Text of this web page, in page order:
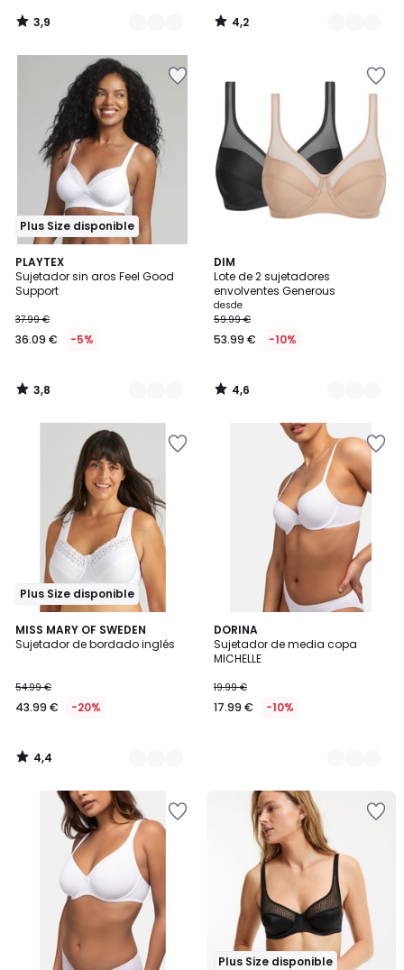
3,9
/
4,2
/
Plus Size disponible
PLAYTEX
Sujetador sin aros Feel Good
Support
37.99 €
36.09 € -5%
3,8
/ 5
2
Colores
3,8
/
DIM
Lote de 2 sujetadores
envolventes Generous
desde
59.99 €
53.99 € -10%
4,6
/ 5
2
Colores
4,6
/
Plus Size disponible
MISS MARY OF SWEDEN
Sujetador de bordado inglés
54.99 €
43.99 € -20%
4,4
/ 5
2
Colores
4,4
/
DORINA
Sujetador de media copa
MICHELLE
19.99 €
17.99 € -10%
2
Colores
Plus Size disponible